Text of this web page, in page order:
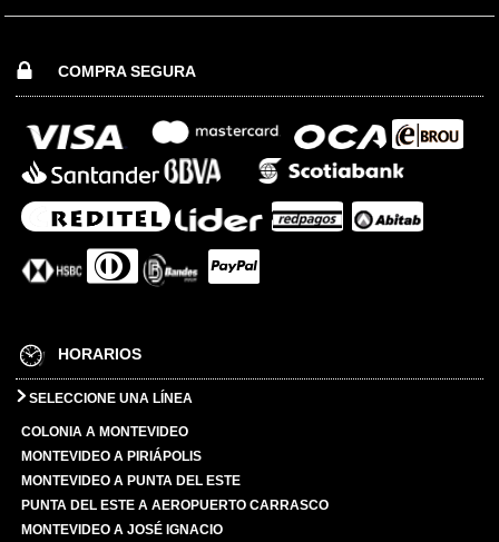
COMPRA SEGURA
HORARIOS
SELECCIONE UNA LÍNEA
COLONIA A MONTEVIDEO
MONTEVIDEO A PIRIÁPOLIS
MONTEVIDEO A PUNTA DEL ESTE
PUNTA DEL ESTE A AEROPUERTO CARRASCO
MONTEVIDEO A JOSÉ IGNACIO